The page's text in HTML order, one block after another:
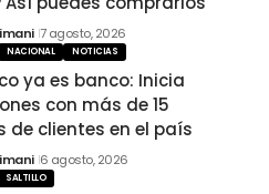
7 agosto, 2026
NACIONAL NOTICIAS
ya es banco: Inicia
con más de 15
de clientes en el país
6 agosto, 2026
SALTILLO